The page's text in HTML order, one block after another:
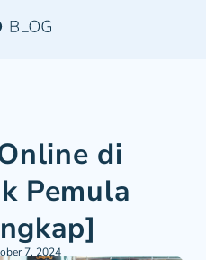
di
Pemula
7, 2024